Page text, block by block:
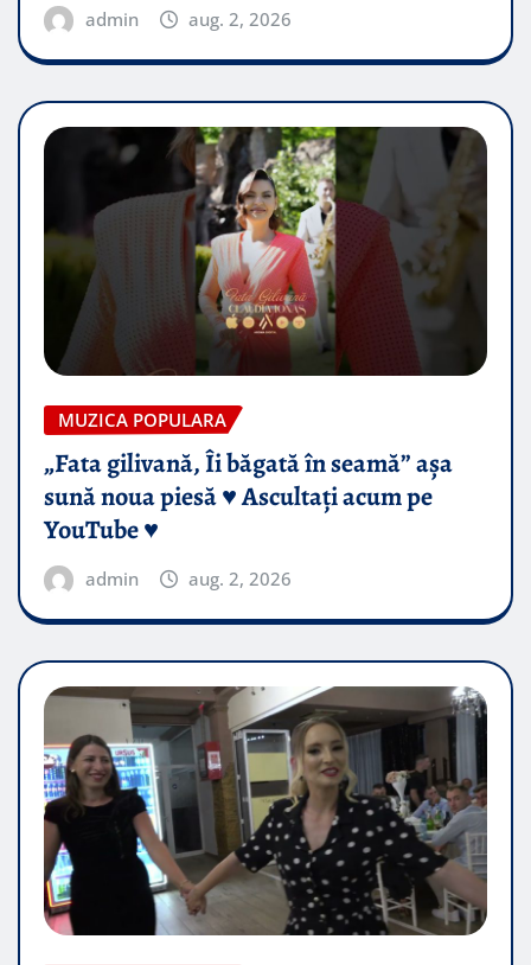
admin aug. 2, 2026
MUZICA POPULARA
„Fata gilivană, Îi băgată în seamă” așa
sună noua piesă ♥️ Ascultați acum pe
YouTube ♥️
admin aug. 2, 2026